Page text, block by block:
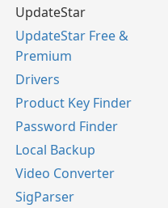
UpdateStar
UpdateStar Free &
Premium
Drivers
Product Key Finder
Password Finder
Local Backup
Video Converter
SigParser